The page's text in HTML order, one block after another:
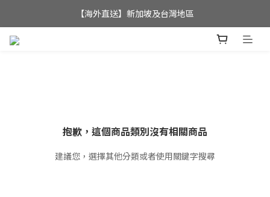
全店滿$350，即可享港澳地區免運費;
【海外直送】新加坡及台灣地區
抱歉，這個商品類別沒有相關商品
建議您，選擇其他分類或者使用關鍵字搜尋